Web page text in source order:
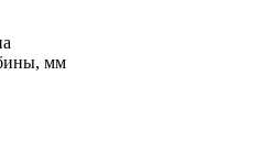
мм